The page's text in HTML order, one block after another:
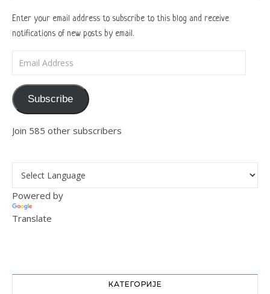
Enter your email address to subscribe to this blog and receive
notifications of new posts by email.
Subscribe
Join 585 other subscribers
Powered by
Translate
КАТЕГОРИЈЕ